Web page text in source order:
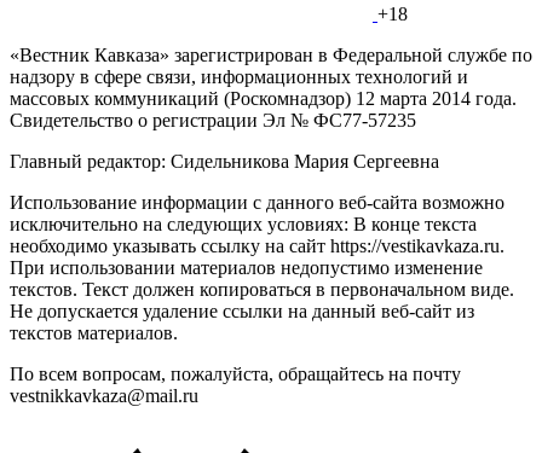
+18
«Вестник Кавказа» зарегистрирован в Федеральной службе по
надзору в сфере связи, информационных технологий и
массовых коммуникаций (Роскомнадзор) 12 марта 2014 года.
Свидетельство о регистрации Эл № ФС77-57235
Главный редактор: Сидельникова Мария Сергеевна
Использование информации с данного веб-сайта возможно
исключительно на следующих условиях: В конце текста
необходимо указывать ссылку на сайт https://vestikavkaza.ru.
При использовании материалов недопустимо изменение
текстов. Текст должен копироваться в первоначальном виде.
Не допускается удаление ссылки на данный веб-сайт из
текстов материалов.
По всем вопросам, пожалуйста, обращайтесь на почту
vestnikkavkaza@mail.ru